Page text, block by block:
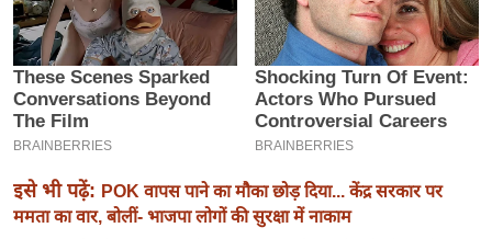
L
2
0
2
6
इ
म
इसे भी पढ़ें: POK वापस पाने का मौका छोड़ दिया... केंद्र सरकार पर
ममता का वार, बोलीं- भाजपा लोगों की सुरक्षा में नाकाम